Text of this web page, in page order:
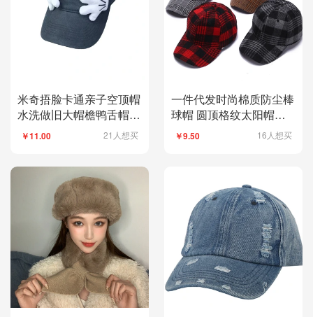
米奇捂脸卡通亲子空顶帽
水洗做旧大帽檐鸭舌帽春
夏出游休闲遮阳帽
￥11.00 21人想买
一件代发时尚棉质防尘棒
球帽 圆顶格纹太阳帽户
外跑步防风帽子
￥9.50 16人想买